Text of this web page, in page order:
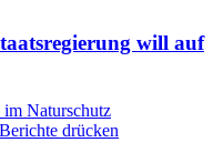
will auf
im Naturschutz
drücken